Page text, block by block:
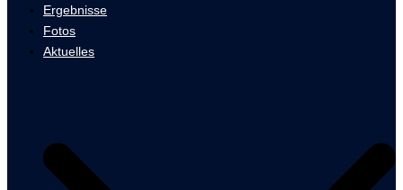
Ergebnisse
Fotos
Aktuelles